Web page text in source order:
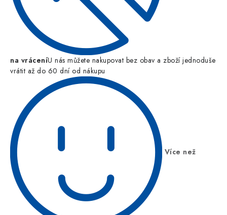
na vráceníU nás můžete nakupovat bez obav a zboží jednoduše
vrátit až do 60 dní od nákupu
Více než